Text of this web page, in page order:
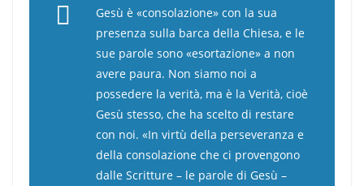
Gesù è «consolazione» con la sua
presenza sulla barca della Chiesa, e le
sue parole sono «esortazione» a non
avere paura. Non siamo noi a
possedere la verità, ma è la Verità, cioè
Gesù stesso, che ha scelto di restare
con noi. «In virtù della perseveranza e
della consolazione che ci provengono
dalle Scritture – le parole di Gesù –